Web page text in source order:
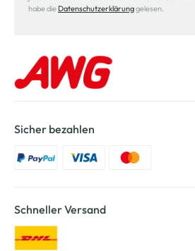
habe die Datenschutzerklärunggelesen.
Sicher bezahlen
Schneller Versand